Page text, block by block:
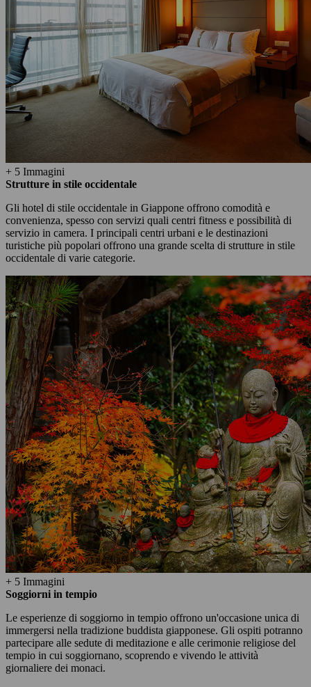
+ 5 Immagini
Strutture in stile occidentale
Gli hotel di stile occidentale in Giappone offrono comodità e
convenienza, spesso con servizi quali centri fitness e possibilità di
servizio in camera. I principali centri urbani e le destinazioni
turistiche più popolari offrono una grande scelta di strutture in stile
occidentale di varie categorie.
+ 5 Immagini
Soggiorni in tempio
Le esperienze di soggiorno in tempio offrono un'occasione unica di
immergersi nella tradizione buddista giapponese. Gli ospiti potranno
partecipare alle sedute di meditazione e alle cerimonie religiose del
tempio in cui soggiornano, scoprendo e vivendo le attività
giornaliere dei monaci.